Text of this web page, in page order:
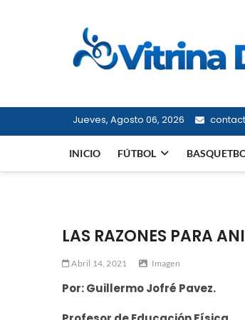
Jueves, Agosto 06, 2026
INICIO FÚTBOL
LAS RAZONES PARA
Abril 14, 2021 Imagen
Por: Guillermo Jofré Pavez.